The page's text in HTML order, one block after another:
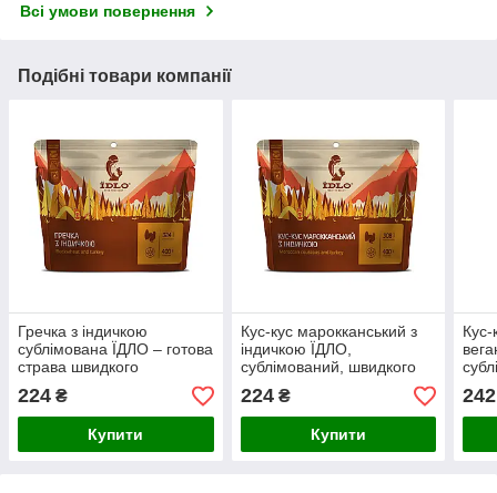
Всі умови повернення
Подібні товари компанії
Гречка з індичкою
сублімована ЇДЛО – готова
страва швидкого
приготування для походу,
роботи, блэкауту
224 ₴
Купити
Кус-кус марокканський з
індичкою ЇДЛО,
сублімований, швидкого
приготування, 75г
224₴
Купити
Кус-
для
242